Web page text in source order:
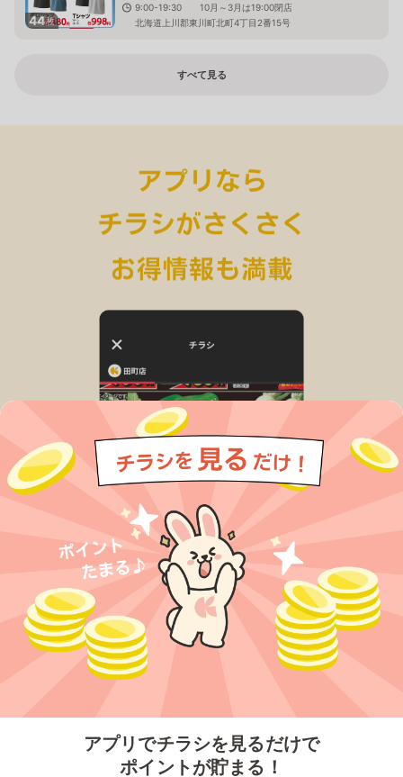
アプリでチラシを見るだけで
ポイントが貯まる！
44枚
9:00-19:30 10月～3月は19:00閉店
北海道上川郡東川町北町4丁目2番15号
すべて見る